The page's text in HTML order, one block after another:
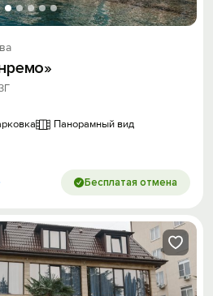
Панорамный вид
Бесплатая отмена